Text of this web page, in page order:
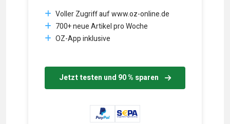
Voller Zugriff auf www.oz-online.de
700+ neue Artikel pro Woche
OZ-App inklusive
Jetzt testen und 90 % sparen